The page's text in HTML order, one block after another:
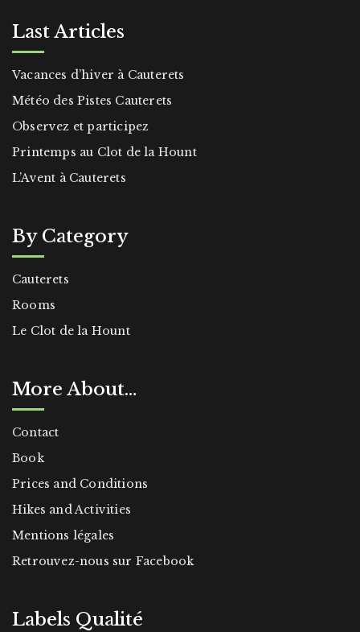
Last Articles
Vacances d’hiver à Cauterets
Météo des Pistes Cauterets
Observez et participez
Printemps au Clot de la Hount
L’Avent à Cauterets
By Category
Cauterets
Rooms
Le Clot de la Hount
More About…
Contact
Book
Prices and Conditions
Hikes and Activities
Mentions légales
Retrouvez-nous sur Facebook
Labels Qualité